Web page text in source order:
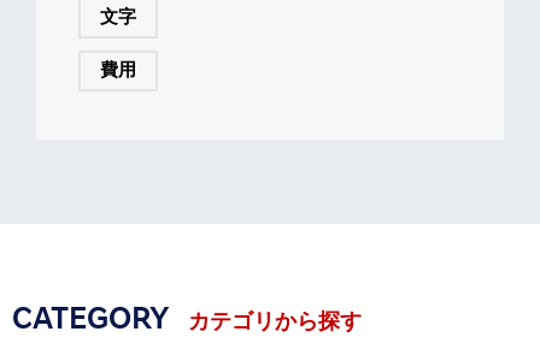
文字
費用
CATEGORY カテゴリから探す